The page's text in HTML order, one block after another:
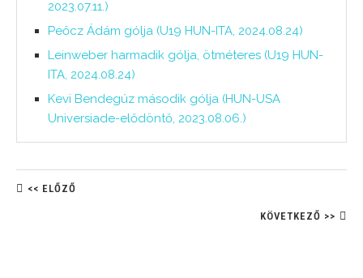
2023.07.11.)
Peőcz Ádám gólja (U19 HUN-ITA, 2024.08.24)
Leinweber harmadik gólja, ötméteres (U19 HUN-
ITA, 2024.08.24)
Kevi Bendegúz második gólja (HUN-USA
Universiade-elődöntő, 2023.08.06.)
<< ELŐZŐ
KÖVETKEZŐ >>